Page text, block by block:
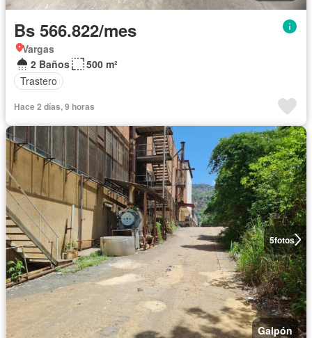
Bs 566.822/mes
Vargas
2 Baños
500 m²
Trastero
Hace 2 días, 9 horas
5fotos
Galpón